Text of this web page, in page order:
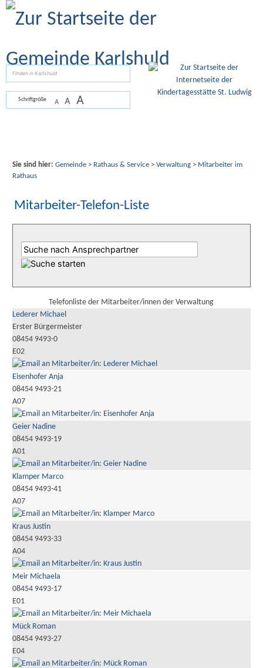
Zum Inhalt
Schriftgröße A A A
Sie sind hier: Gemeinde> Rathaus & Service> Verwaltung> Mitarbeiter im
Rathaus
Mitarbeiter-Telefon-Liste
Telefonliste der Mitarbeiter/innen der Verwaltung
Lederer Michael
Erster Bürgermeister
08454 9493-0
E02
Eisenhofer Anja
08454 9493-21
A07
Geier Nadine
08454 9493-19
A01
Klamper Marco
08454 9493-41
A07
Kraus Justin
08454 9493-33
A04
Meir Michaela
08454 9493-17
E01
Mück Roman
08454 9493-27
E04